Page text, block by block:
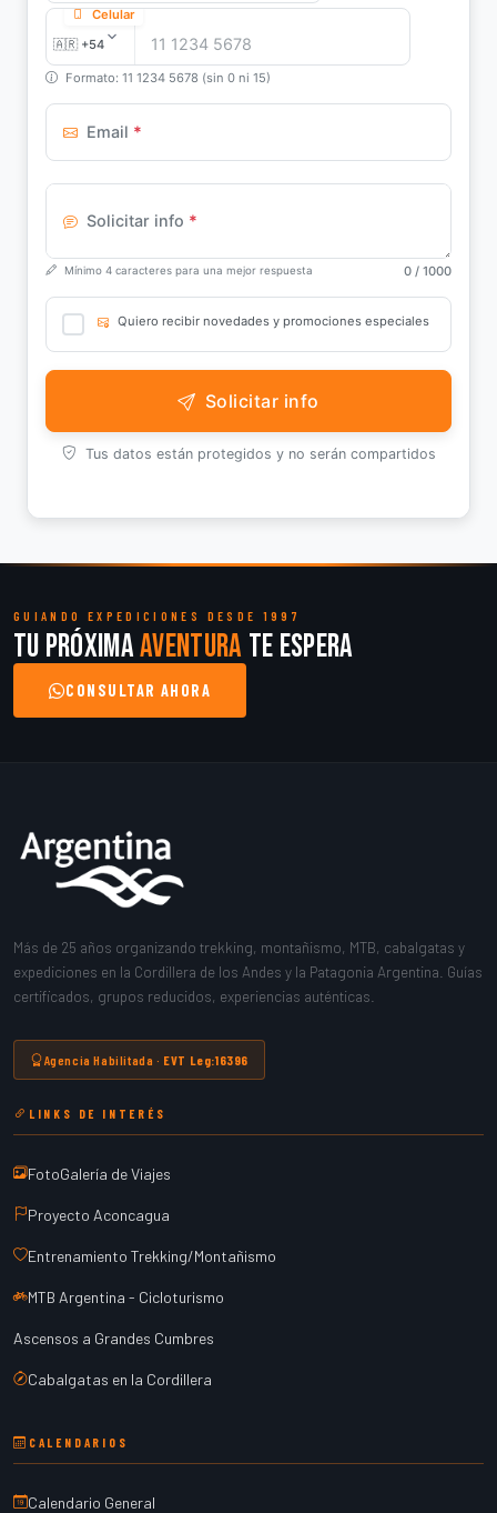
Celular
Formato: 11 1234 5678 (sin 0 ni 15)
Email *
Solicitar info *
Mínimo 4 caracteres para una mejor respuesta 0 / 1000
Quiero recibir novedades y promociones especiales
Solicitar info
Tus datos están protegidos y no serán compartidos
GUIANDO EXPEDICIONES DESDE 1997
Tu próximaaventura te espera
CONSULTAR AHORA
Más de 25 años organizando trekking, montañismo, MTB, cabalgatas y
expediciones en la Cordillera de los Andes y la Patagonia Argentina. Guías
certificados, grupos reducidos, experiencias auténticas.
Agencia Habilitada · EVT Leg:16396
LINKS DE INTERÉS
FotoGalería de Viajes
Proyecto Aconcagua
Entrenamiento Trekking/Montañismo
MTB Argentina - Cicloturismo
Ascensos a Grandes Cumbres
Cabalgatas en la Cordillera
CALENDARIOS
Calendario General